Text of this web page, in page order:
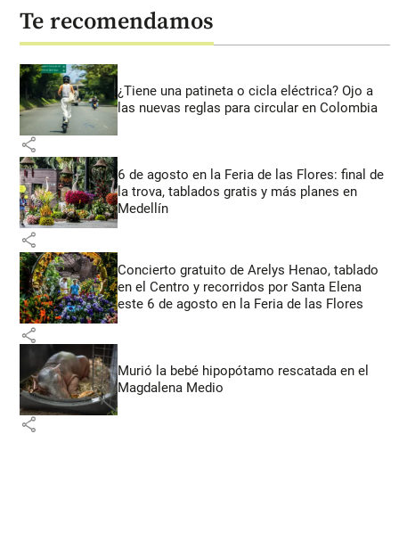
Te recomendamos
¿Tiene una patineta o cicla eléctrica? Ojo a
las nuevas reglas para circular en Colombia
share
6 de agosto en la Feria de las Flores: final de
la trova, tablados gratis y más planes en
Medellín
share
Concierto gratuito de Arelys Henao, tablado
en el Centro y recorridos por Santa Elena
este 6 de agosto en la Feria de las Flores
share
Murió la bebé hipopótamo rescatada en el
Magdalena Medio
share